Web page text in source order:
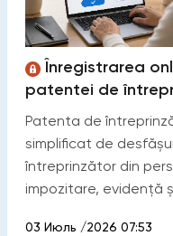
Înregistrarea
patentei de
Patenta de
simplificat de
întreprinzător din
impozitare, evidență
03 Июль /2026 07:53